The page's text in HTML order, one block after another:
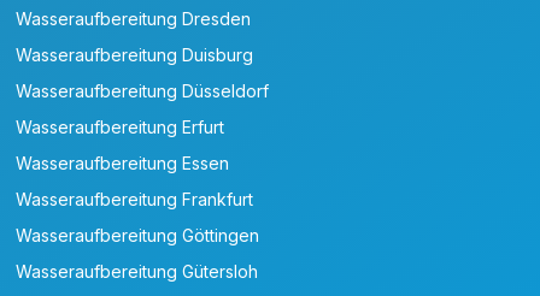
Wasseraufbereitung Dresden
Wasseraufbereitung Duisburg
Wasseraufbereitung Düsseldorf
Wasseraufbereitung Erfurt
Wasseraufbereitung Essen
Wasseraufbereitung Frankfurt
Wasseraufbereitung Göttingen
Wasseraufbereitung Gütersloh